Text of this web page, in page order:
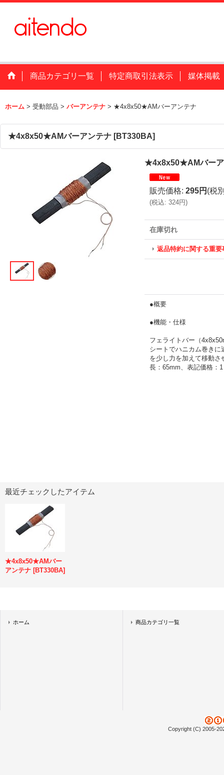
商品カテゴリ一覧 特定商取引法表示 媒体掲載
ホーム > 受動部品 > バーアンテナ > ★4x8x50★AMバーアンテナ
★4x8x50★AMバーアンテナ [BT330BA]
★4x8x50★AMバーア
販売価格: 295円 (税
(税込: 324円)
在庫切れ
返品特約に関する重要
●概要
●機能・仕様
フェライトバー（
シートでハニカム巻き
を少し力を加えて移動さ
長：65mm、表記価格：1
最近チェックしたアイテム
★4x8x50★AMバー
アンテナ [BT330BA]
ホーム 商品カテゴリ一覧
Copyright (C) 2005-